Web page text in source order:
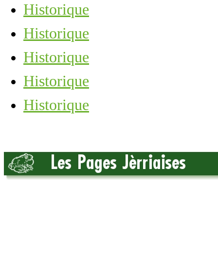
Historique
Historique
Historique
Historique
Historique